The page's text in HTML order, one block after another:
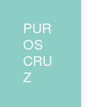
PUR
OS
CRU
Z